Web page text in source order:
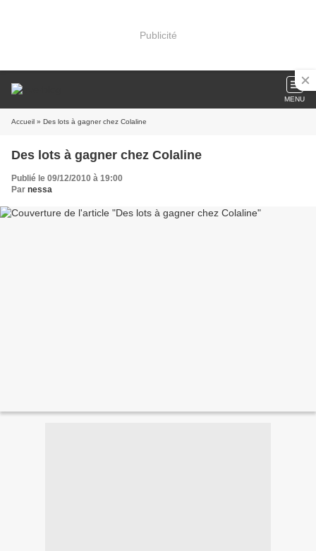
Publicité
MENU
Accueil » Des lots à gagner chez Colaline
Des lots à gagner chez Colaline
Publié le 09/12/2010 à 19:00
Par nessa